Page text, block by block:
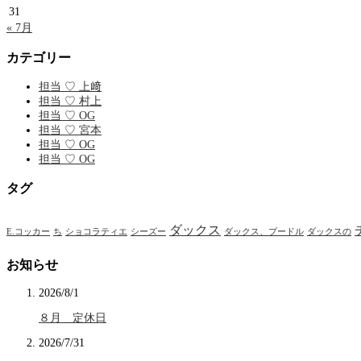
31
« 7月
カテゴリー
担当 ♡ 上﨑
担当 ♡ 村上
担当 ♡ OG
担当 ♡ 宮本
担当 ♡ OG
担当 ♡ OG
タグ
E.コッカー ち ショコラティエ シーズー ダックス ダックス、プードル ダックスの
お知らせ
2026/8/1
８月 定休日
2026/7/31